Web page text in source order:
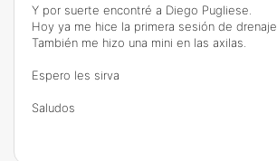
Y por suerte encontré a Diego Pugliese.
Hoy ya me hice la primera sesión de drenaje.
También me hizo una mini en las axilas.
Espero les sirva
Saludos